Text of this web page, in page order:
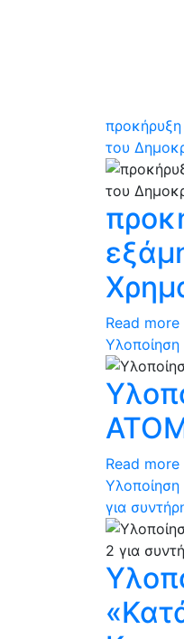
προκήρυξη
του
Read more
Read more
Υλοποίηση
για